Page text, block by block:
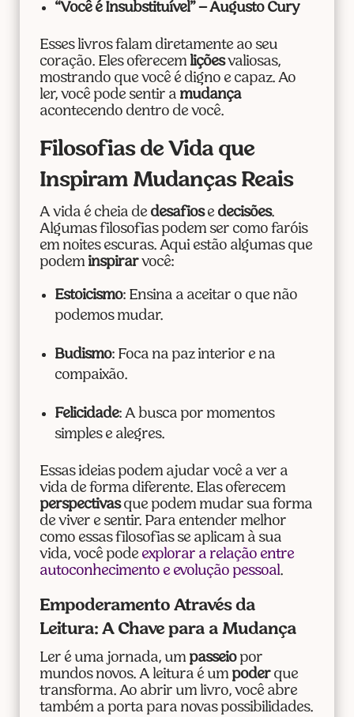
“Você é Insubstituível” – Augusto Cury
Esses livros falam diretamente ao seu
coração. Eles oferecem liçõesvaliosas,
mostrando que você é digno e capaz. Ao
ler, você pode sentir a mudança
acontecendo dentro de você.
Filosofias de Vida que
Inspiram Mudanças Reais
A vida é cheia de desafiose decisões.
Algumas filosofias podem ser como faróis
em noites escuras. Aqui estão algumas que
podem inspirarvocê:
Estoicismo: Ensina a aceitar o que não
podemos mudar.
Budismo: Foca na paz interior e na
compaixão.
Felicidade: A busca por momentos
simples e alegres.
Essas ideias podem ajudar você a ver a
vida de forma diferente. Elas oferecem
perspectivasque podem mudar sua forma
de viver e sentir. Para entender melhor
como essas filosofias se aplicam à sua
vida, você pode explorar a relação entre
autoconhecimento e evolução pessoal.
Empoderamento Através da
Leitura: A Chave para a Mudança
Ler é uma jornada, um passeiopor
mundos novos. A leitura é um poderque
transforma. Ao abrir um livro, você abre
também a porta para novas possibilidades.